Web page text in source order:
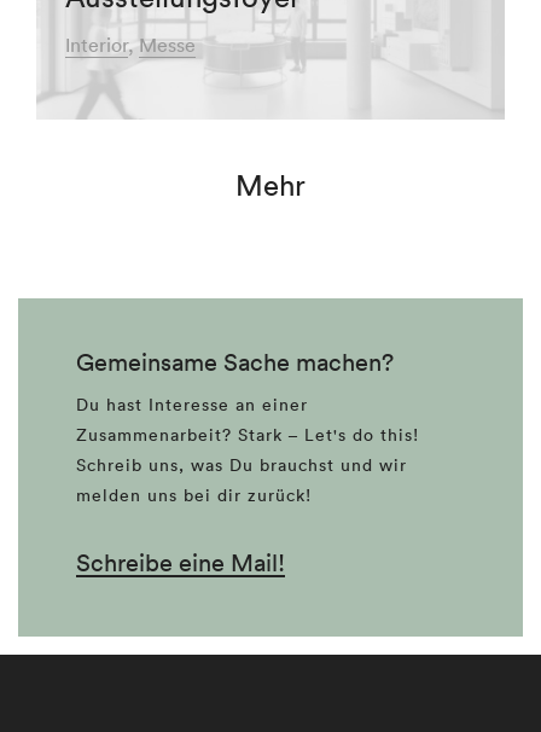
Interior Messe
Mehr
Gemeinsame Sache machen?
Du hast Interesse an einer
Zusammenarbeit? Stark – Let's do this!
Schreib uns, was Du brauchst und wir
melden uns bei dir zurück!
Schreibe eine Mail!